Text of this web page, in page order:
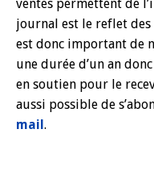
ventes permettent de
journal est le reflet
est donc important de
une durée d’un an
en soutien pour le
aussi possible de
mail.